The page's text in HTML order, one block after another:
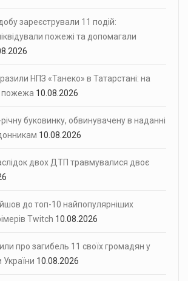
зареєстрували 11 подій:
пожежі та допомагали
НПЗ «Танеко» в Татарстані: на
пожежа 10.08.2026
буковинку, обвинувачену в наданні
10.08.2026
двох ДТП травмувалися двоє
до топ-10 найпопулярніших
Twitch 10.08.2026
про загибель 11 своїх громадян у
України 10.08.2026